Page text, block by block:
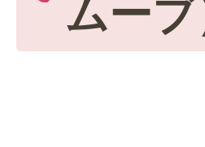
ムーブ